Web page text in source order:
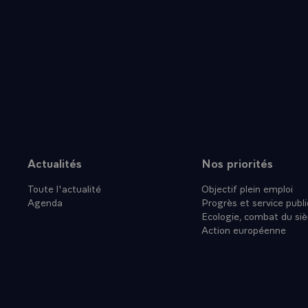
avez
- C'est
France a
mettant en
Varsovie,
efforts en
- En
de
précédent,
vos
collectivités
un mot :
forcé.
d'autre,
Plan du site
Actualités
Toute l'actualité
Agenda
Nos priorités
Objectif plein emploi
Progrès et service
Ecologie, combat du
Action européenne